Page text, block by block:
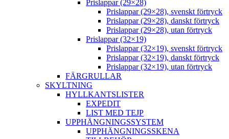
Prislappar (29×28)
Prislappar (29×28), svenskt förtryck
Prislappar (29×28), danskt förtryck
Prislappar (29×28), utan förtryck
Prislappar (32×19)
Prislappar (32×19), svenskt förtryck
Prislappar (32×19), danskt förtryck
Prislappar (32×19), utan förtryck
FÄRGRULLAR
SKYLTNING
HYLLKANTSLISTER
EXPEDIT
LIST MED TEJP
UPPHÄNGNINGSSYSTEM
UPPHÄNGNINGSSKENA